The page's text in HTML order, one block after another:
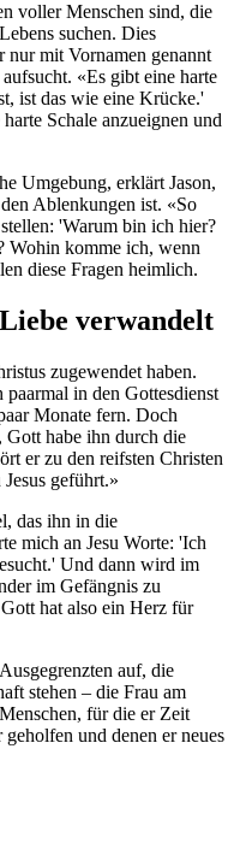
voller Menschen sind, die
suchen. Dies
nur mit Vornamen genannt
«Es gibt eine harte
ist das wie eine Krücke.'
Schale anzueignen und
Umgebung, erklärt Jason,
Ablenkungen ist. «So
'Warum bin ich hier?
Wohin komme ich, wenn
diese Fragen heimlich.
verwandelt
zugewendet haben.
in den Gottesdienst
Monate fern. Doch
Gott habe ihn durch die
er zu den reifsten Christen
geführt.»
das ihn in die
mich an Jesu Worte: 'Ich
Und dann wird im
im Gefängnis zu
hat also ein Herz für
auf, die
stehen – die Frau am
für die er Zeit
und denen er neues